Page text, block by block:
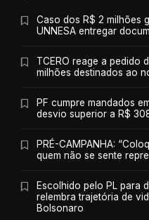
Caso dos R$ 2 milhões
UNNESA entregar
TCERO reage a pedido
milhões destinados ao
PF cumpre mandados
desvio superior a R$
PRÉ-CAMPANHA:
quem não se sente
Escolhido pelo PL para
relembra trajetória de
Bolsonaro